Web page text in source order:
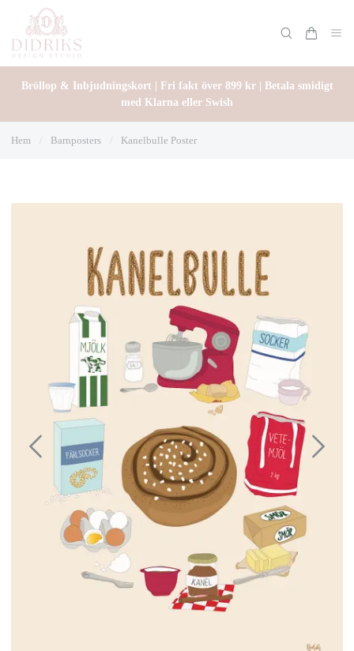
Bröllop & Inbjudningskort | Fri fakt över 899 kr | Betala smidigt
med Klarna eller Swish
Hem Barnposters Kanelbulle Poster